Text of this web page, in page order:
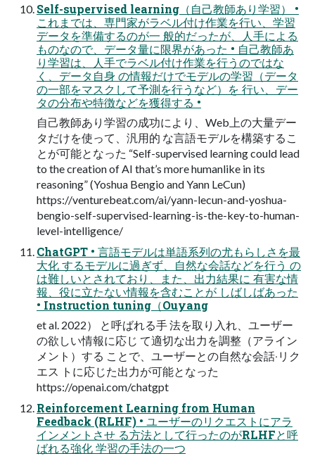
Self-supervised learning（⾃⼰教師あり学習） •
これまでは、専⾨家がラベル付け作業を⾏い、学習
データを準備するのが⼀ 般的だったが、⼈⼿による
ものなので、データ量に限界があった • ⾃⼰教師あ
り学習は、⼈⼿でラベル付け作業を⾏うのではな
く、データ⾃⾝ の情報だけでモデルの学習（データ
の⼀部をマスクして予測を⾏うなど）を ⾏い、デー
タの分布や特徴などを獲得する •
⾃⼰教師あり学習の成功により、Web上の⼤量デー
タだけを使って、汎⽤的 な⾔語モデルを構築するこ
とが可能となった “Self-supervised learning could lead
to the creation of AI that’s more humanlike in its
reasoning” (Yoshua Bengio and Yann LeCun)
https://venturebeat.com/ai/yann-lecun-and-yoshua-
bengio-self-supervised-learning-is-the-key-to-human-
level-intelligence/
ChatGPT • ⾔語モデルは単語系列の尤もらしさを最
⼤化 するモデルに過ぎず、⾃然な会話などを⾏う の
は難しいとされており、また、出⼒結果に 有害な情
報、役に⽴たない情報を含むことが しばしばあった
• Instruction tuning（Ouyang
et al. 2022） と呼ばれる⼿ 法を取り⼊れ、ユーザー
の欲しい情報に応じ て適切な出⼒を調整（アライン
メント）する ことで、ユーザーとの⾃然な会話‧リク
エス トに応じた出⼒が可能となった
https://openai.com/chatgpt
Reinforcement Learning from Human
Feedback (RLHF) • ユーザーのリクエストにアラ
インメントさせ る⽅法として⾏ったのがRLHFと呼
ばれる強化 学習の⼿法の⼀つ